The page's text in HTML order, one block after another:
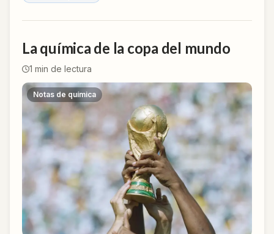
La química de la copa del mundo
1 min de lectura
Notas de química